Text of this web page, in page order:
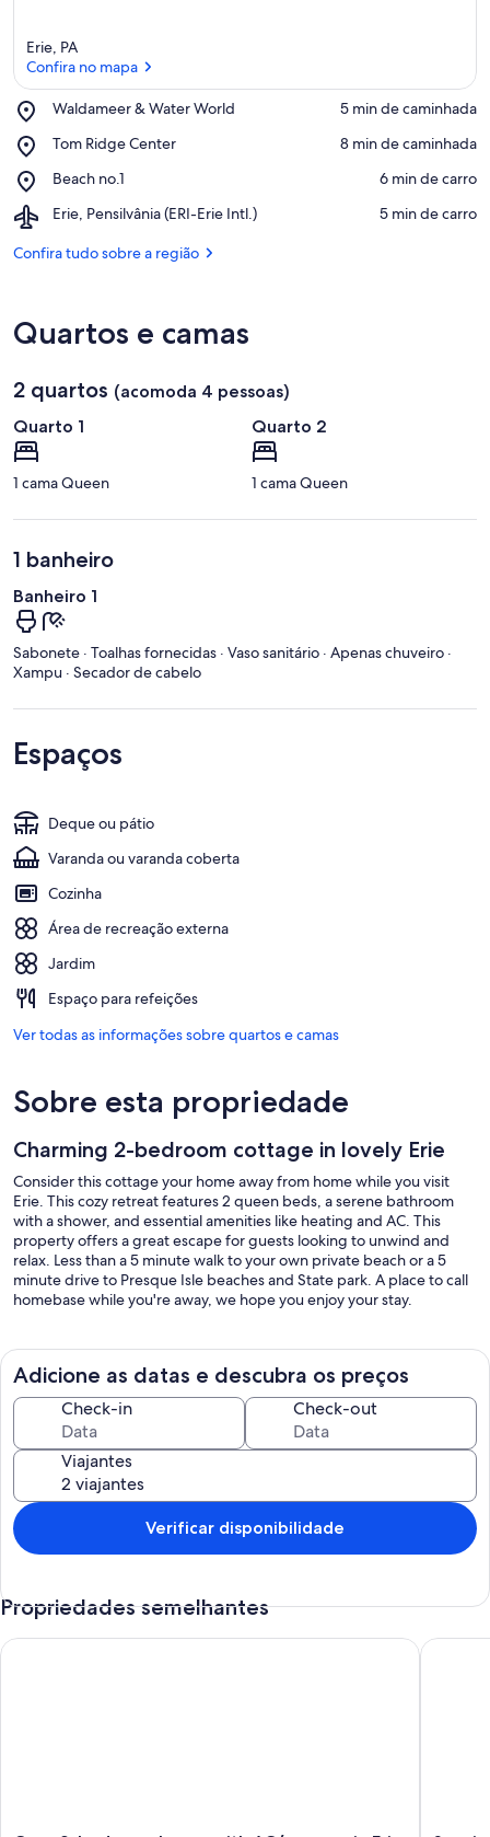
Erie, PA
Confira no mapa
Waldameer & Water World
Place,
&
World
‪5 min de caminhada‬
Tom Ridge Center
Place,
Ridge
‪8 min de caminhada‬
Beach no.1
Place,
no.1
‪6 min de carro‬
Erie, Pensilvânia (ERI-Erie Intl.)
Airport,
Pensilvânia
‪5 min de carro‬
Confira tudo sobre a região
Quartos e camas
2 quartos (acomoda 4 pessoas)
Quarto 1
1 cama Queen
Quarto 2
1 cama Queen
1 banheiro
Banheiro 1
Sabonete · Toalhas fornecidas · Vaso sanitário · Apenas chuveiro ·
Xampu · Secador de cabelo
Espaços
Deque ou pátio
Varanda ou varanda coberta
Cozinha
Área de recreação externa
Jardim
Espaço para refeições
Ver todas as informações sobre quartos e camas
Sobre esta propriedade
Charming 2-bedroom cottage in lovely Erie
Consider this cottage your home away from home while you visit
Erie. This cozy retreat features 2 queen beds, a serene bathroom
with a shower, and essential amenities like heating and AC. This
property offers a great escape for guests looking to unwind and
relax. Less than a 5 minute walk to your own private beach or a 5
minute drive to Presque Isle beaches and State park. A place to call
homebase while you're away, we hope you enjoy your stay.
Adicione as datas e descubra os preços
Check-in Check-out
Viajantes
Verificar disponibilidade
Propriedades semelhantes
Cozy 2-bedroom house with AC/summer in Erie. Back street